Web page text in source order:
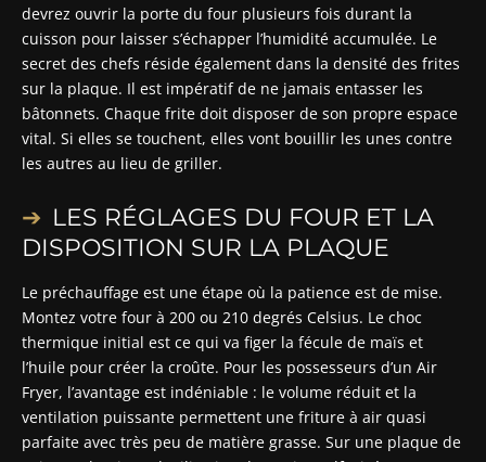
devrez ouvrir la porte du four plusieurs fois durant la
cuisson pour laisser s’échapper l’humidité accumulée. Le
secret des chefs réside également dans la densité des frites
sur la plaque. Il est impératif de ne jamais entasser les
bâtonnets. Chaque frite doit disposer de son propre espace
vital. Si elles se touchent, elles vont bouillir les unes contre
les autres au lieu de griller.
LES RÉGLAGES DU FOUR ET LA
DISPOSITION SUR LA PLAQUE
Le préchauffage est une étape où la patience est de mise.
Montez votre four à 200 ou 210 degrés Celsius. Le choc
thermique initial est ce qui va figer la fécule de maïs et
l’huile pour créer la croûte. Pour les possesseurs d’un Air
Fryer, l’avantage est indéniable : le volume réduit et la
ventilation puissante permettent une friture à air quasi
parfaite avec très peu de matière grasse. Sur une plaque de